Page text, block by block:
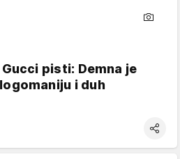
pisti: Demna je
i duh